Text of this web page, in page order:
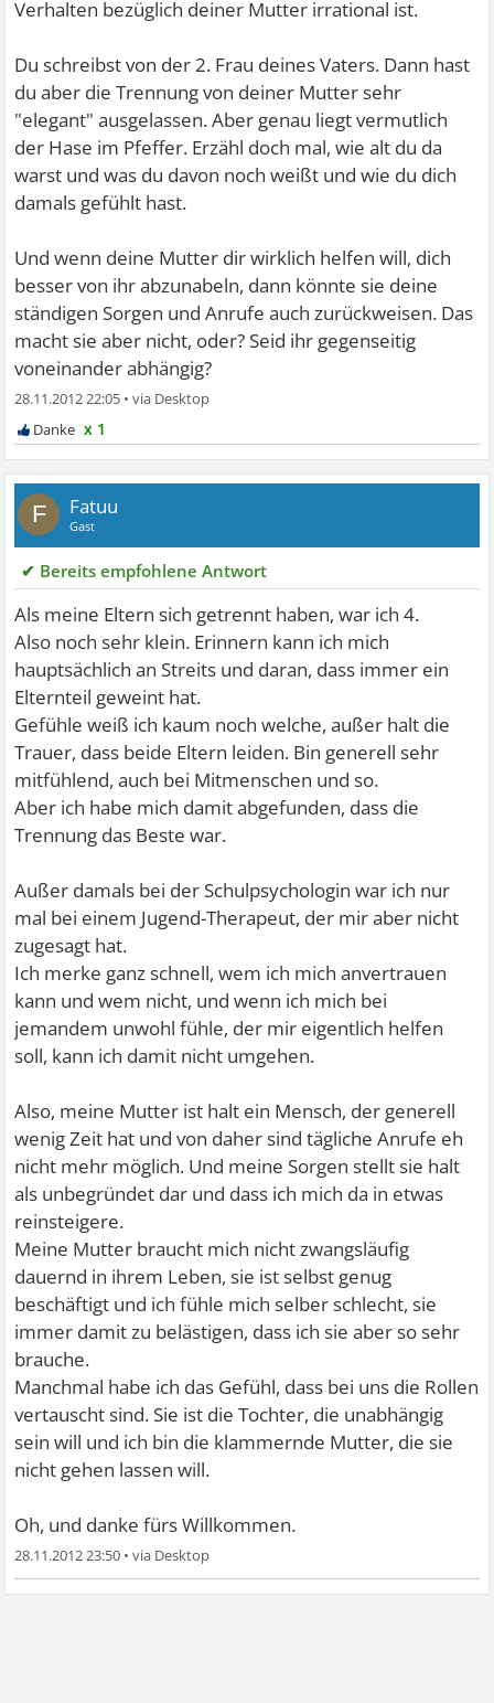
Verhalten bezüglich deiner Mutter irrational ist.
Du schreibst von der 2. Frau deines Vaters. Dann hast
du aber die Trennung von deiner Mutter sehr
"elegant" ausgelassen. Aber genau liegt vermutlich
der Hase im Pfeffer. Erzähl doch mal, wie alt du da
warst und was du davon noch weißt und wie du dich
damals gefühlt hast.
Und wenn deine Mutter dir wirklich helfen will, dich
besser von ihr abzunabeln, dann könnte sie deine
ständigen Sorgen und Anrufe auch zurückweisen. Das
macht sie aber nicht, oder? Seid ihr gegenseitig
voneinander abhängig?
28.11.2012 22:05 •
x 1
F Fatuu
Gast
✔ Bereits empfohlene Antwort
Als meine Eltern sich getrennt haben, war ich 4.
Also noch sehr klein. Erinnern kann ich mich
hauptsächlich an Streits und daran, dass immer ein
Elternteil geweint hat.
Gefühle weiß ich kaum noch welche, außer halt die
Trauer, dass beide Eltern leiden. Bin generell sehr
mitfühlend, auch bei Mitmenschen und so.
Aber ich habe mich damit abgefunden, dass die
Trennung das Beste war.
Außer damals bei der Schulpsychologin war ich nur
mal bei einem Jugend-Therapeut, der mir aber nicht
zugesagt hat.
Ich merke ganz schnell, wem ich mich anvertrauen
kann und wem nicht, und wenn ich mich bei
jemandem unwohl fühle, der mir eigentlich helfen
soll, kann ich damit nicht umgehen.
Also, meine Mutter ist halt ein Mensch, der generell
wenig Zeit hat und von daher sind tägliche Anrufe eh
nicht mehr möglich. Und meine Sorgen stellt sie halt
als unbegründet dar und dass ich mich da in etwas
reinsteigere.
Meine Mutter braucht mich nicht zwangsläufig
dauernd in ihrem Leben, sie ist selbst genug
beschäftigt und ich fühle mich selber schlecht, sie
immer damit zu belästigen, dass ich sie aber so sehr
brauche.
Manchmal habe ich das Gefühl, dass bei uns die Rollen
vertauscht sind. Sie ist die Tochter, die unabhängig
sein will und ich bin die klammernde Mutter, die sie
nicht gehen lassen will.
Oh, und danke fürs Willkommen.
28.11.2012 23:50 •